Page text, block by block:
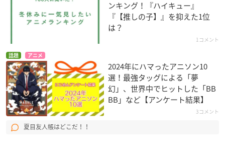
ンキング！『ハイキュー』
『【推しの子】』を抑えた1位
は？
1コメント
話題 アニメ
2024年にハマったアニソン10
選！最強タッグによる「夢
幻」、世界中でヒットした「BB
BB」など【アンケート結果】
3コメント
夏目友人帳はどこだ！！